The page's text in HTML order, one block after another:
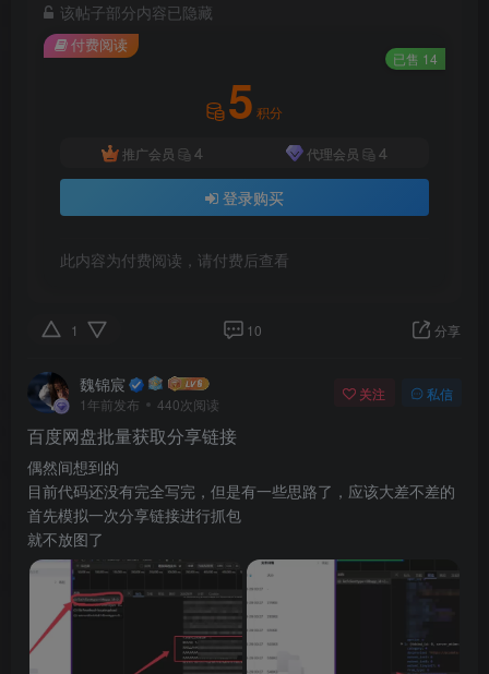
该帖子部分内容已隐藏
付费阅读
已售 14
5 积分
推广会员 4 代理会员 4
登录购买
此内容为付费阅读，请付费后查看
1 10 分享
魏锦宸
1年前发布 440次阅读
关注 私信
百度网盘批量获取分享链接
偶然间想到的
目前代码还没有完全写完，但是有一些思路了，应该大差不差的
首先模拟一次分享链接进行抓包
就不放图了